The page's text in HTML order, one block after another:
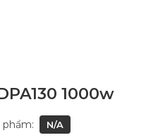
1000w
phẩm: N/A